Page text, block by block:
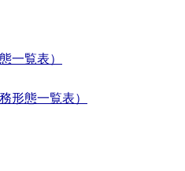
一覧表）
形態一覧表）